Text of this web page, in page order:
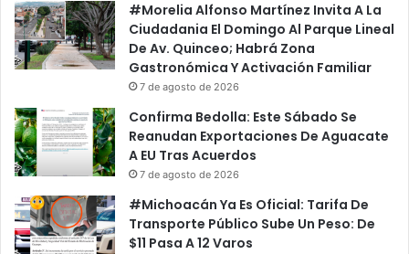
#Morelia Alfonso Martínez Invita A La
Ciudadania El Domingo Al Parque Lineal
De Av. Quinceo; Habrá Zona
Gastronómica Y Activación Familiar
7 de agosto de 2026
Confirma Bedolla: Este Sábado Se
Reanudan Exportaciones De Aguacate
A EU Tras Acuerdos
7 de agosto de 2026
#Michoacán Ya Es Oficial: Tarifa De
Transporte Público Sube Un Peso: De
$11 Pasa A 12 Varos